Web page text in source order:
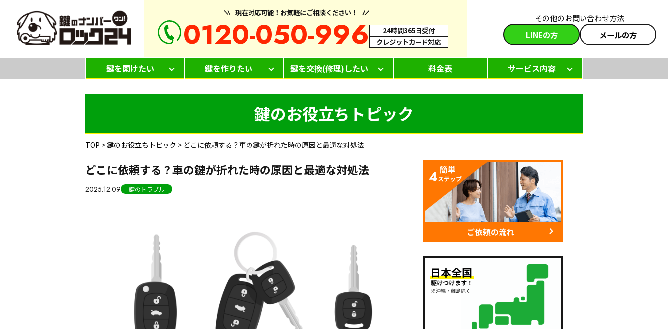
現在対応可能！お気軽にご相談ください！
0120-050-996
24時間365日受付
クレジットカード対応
その他のお問い合わせ方法
LINEの方
メールの方
鍵を開けたい 鍵を作りたい 鍵を交換(修理)したい 料金表 サービス内容
鍵のお役立ちトピック
TOP >鍵のお役立ちトピック > どこに依頼する？車の鍵が折れた時の原因と最適な対処法
どこに依頼する？車の鍵が折れた時の原因と最適な対処法
2025.12.09 鍵のトラブル